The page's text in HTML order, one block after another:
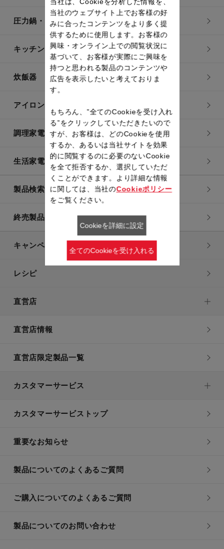
圧力鍋・電気圧力鍋
キッチン用品
炊飯器
アイロン・衣類スチーマー
調理家電
生活家電
製品検索一覧
終売製品一覧
キャンペーン・特集
レシピ
直営店
直営店情報
直営店限定製品一覧
カスタマーサービス
カスタマーサービストップ
重要なお知らせ
製品についてのよくあるご質問
ご購入についてのよくあるご質問
製品についてのお問い合わせ
当社のウェブサイト上でお客様の好
みに合ったコンテンツをより多く提
供するために使用します。お客様の
興味・オンライン上での閲覧状況に
基づいて、お客様が実際にご興味を
持つと思われる製品のコンテンツや
広告を表示したいと考えておりま
す。
もちろん、”全てのCookieを受け入れ
る”をクリックしていただきたいので
すが、お客様は、どのCookieを使用
するか、あるいは当社サイトを効果
的に閲覧するのに必要のないCookie
を全て拒否するか、選択していただ
くことができます。より詳細な情報
に関しては、当社のCookieポリシー
をご覧ください。
Cookieを詳細に設定
全てのCookieを受け入れる